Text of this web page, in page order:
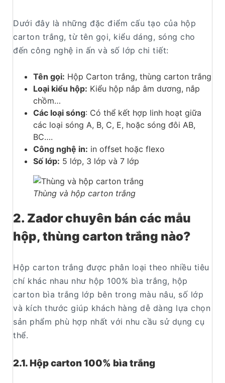
Dưới đây là những đặc điểm cấu tạo của hộp
carton trắng, từ tên gọi, kiểu dáng, sóng cho
đến công nghệ in ấn và số lớp chi tiết:
Tên gọi: Hộp Carton trắng, thùng carton trắng
Loại kiểu hộp: Kiểu hộp nắp âm dương, nắp
chồm…
Các loại sóng: Có thể kết hợp linh hoạt giữa
các loại sóng A, B, C, E, hoặc sóng đôi AB,
BC….
Công nghệ in: in offset hoặc flexo
Số lớp: 5 lớp, 3 lớp và 7 lớp
Thùng và hộp carton trắng
2. Zador chuyên bán các mẫu
hộp, thùng carton trắng nào?
Hộp carton trắng được phân loại theo nhiều tiêu
chí khác nhau như hộp 100% bìa trắng, hộp
carton bìa trắng lớp bên trong màu nâu, số lớp
và kích thước giúp khách hàng dễ dàng lựa chọn
sản phẩm phù hợp nhất với nhu cầu sử dụng cụ
thể.
2.1. Hộp carton 100% bìa trắng